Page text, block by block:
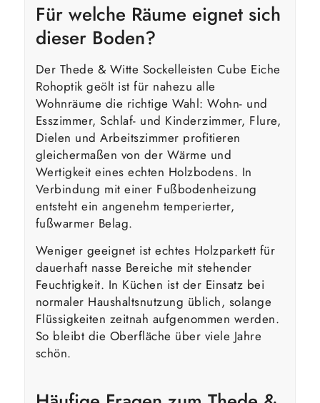
Für welche Räume eignet sich
dieser Boden?
Der Thede & Witte Sockelleisten Cube Eiche
Rohoptik geölt ist für nahezu alle
Wohnräume die richtige Wahl: Wohn- und
Esszimmer, Schlaf- und Kinderzimmer, Flure,
Dielen und Arbeitszimmer profitieren
gleichermaßen von der Wärme und
Wertigkeit eines echten Holzbodens. In
Verbindung mit einer Fußbodenheizung
entsteht ein angenehm temperierter,
fußwarmer Belag.
Weniger geeignet ist echtes Holzparkett für
dauerhaft nasse Bereiche mit stehender
Feuchtigkeit. In Küchen ist der Einsatz bei
normaler Haushaltsnutzung üblich, solange
Flüssigkeiten zeitnah aufgenommen werden.
So bleibt die Oberfläche über viele Jahre
schön.